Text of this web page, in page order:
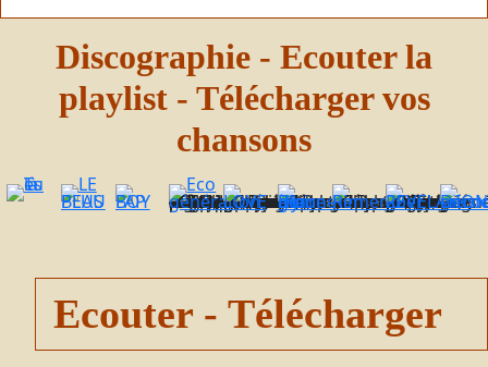
Discographie - Ecouter la
playlist - Télécharger vos
chansons
- Un CD de 18 titres, dont 8 chansons, 7 karaoké, 1 remix, 1 conte, en anglais, en français ou en créole. - Un Livre, support d’animation et d'éducation ludique et pratique, de sensibilisation et de réflexion sur : L’écologie, l’environnement, la nutrition, le développement durable, la promotion à la consommation des fruits et des légumes et de l'activité physique des enfants.Album de 12 Titres de variétés française en gospel, Pop, Louange, Adoration, Zouk, R&B, interprété par Eddy Babel. Sans L'Amour nous ne sommes rien. Album de 17 Titres de Pop, Gospel, Louange, Adoration, Zouk, R&B, interprété par Eddy Babel.Album de 13 Titres de Pop, Gospel, Louange, Adoration, Zouk, R&B, interprété par Eddy Babel.Album de 16 Titres de variétés française en gospel, Pop, Louange, Adoration, Zouk, R&B, interprété par Eddy Babel, accompagné d'un Beau Livre de 84 pages. Ce ne sont pas mes révélations mais plutôt les messages de la nature et de notre nature.
Ecouter - Télécharger